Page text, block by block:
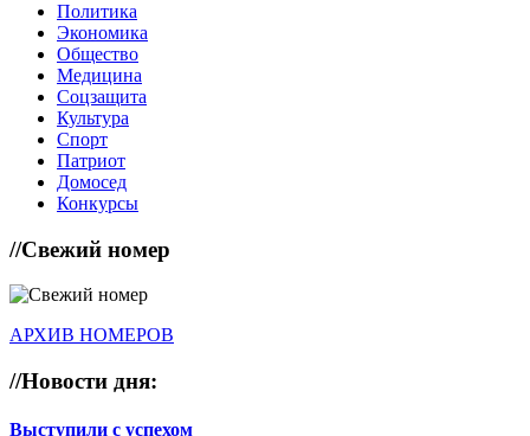
Политика
Экономика
Общество
Медицина
Соцзащита
Культура
Спорт
Патриот
Домосед
Конкурсы
//Свежий номер
АРХИВ НОМЕРОВ
//Новости дня:
Выступили с успехом